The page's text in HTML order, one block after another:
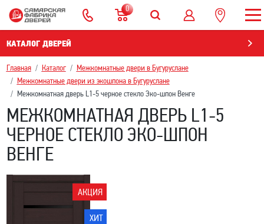
0
КАТАЛОГ ДВЕРЕЙ
Главная Каталог
Межкомнатные двери в Бугуруслане
Межкомнатные двери из экошпона в Бугуруслане
Межкомнатная дверь L1-5 черное стекло Эко-шпон Венге
МЕЖКОМНАТНАЯ ДВЕРЬ L1-5
ЧЕРНОЕ СТЕКЛО ЭКО-ШПОН
ВЕНГЕ
АКЦИЯ
ХИТ